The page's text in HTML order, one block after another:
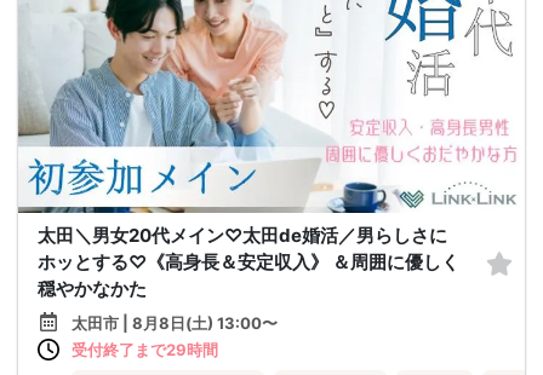
太田＼男女20代メイン♡太田de婚活／男らしさに
ホッとする♡《高身長＆安定収入》 ＆周囲に優しく
穏やかなかた
太田市 | 8月8日(土) 13:00〜
受付終了まで29時間